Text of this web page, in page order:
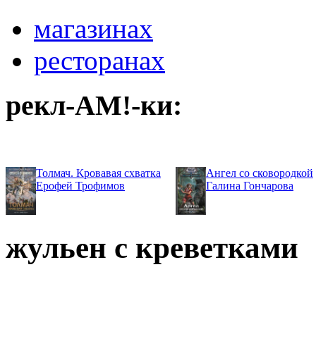
магазинах
ресторанах
рекл-АМ!-ки:
Толмач. Кровавая схватка
Ерофей Трофимов
Ангел со сковородкой
Галина Гончарова
жульен с креветками